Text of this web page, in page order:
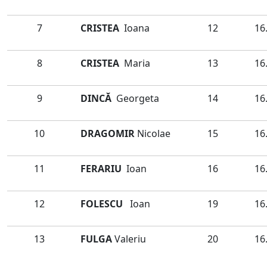
7 CRISTEA Ioana 12
8 CRISTEA Maria 13
9 DINCĂ Georgeta 14
10 DRAGOMIR Nicolae 15
11 FERARIU Ioan 16
12 FOLESCU Ioan 19
13 FULGAValeriu 20